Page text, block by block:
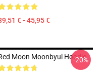
€ - 45,95 €
Moon Moonbyul Hoodie
-20%